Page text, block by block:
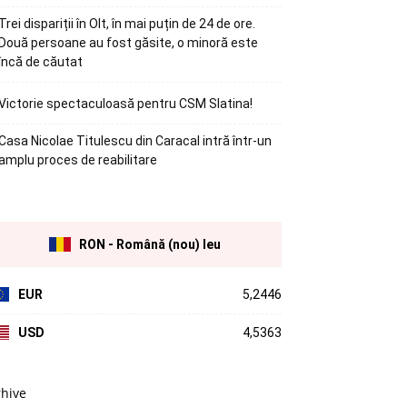
dispariții în Olt, în mai puțin de 24 de ore.
persoane au fost găsite, o minoră este
de căutat
spectaculoasă pentru CSM Slatina!
Nicolae Titulescu din Caracal intră într-un
proces de reabilitare
RON - Română (nou) leu
EUR 5,2446
USD 4,5363